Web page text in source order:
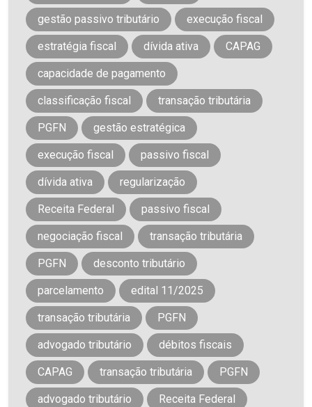
gestão passivo tributário execução fiscal
estratégia fiscal dívida ativa CAPAG
capacidade de pagamento
classificação fiscal transação tributária
PGFN gestão estratégica
execução fiscal passivo fiscal
dívida ativa regularização
Receita Federal passivo fiscal
negociação fiscal transação tributária
PGFN desconto tributário
parcelamento edital 11/2025
transação tributária PGFN
advogado tributário débitos fiscais
CAPAG transação tributária PGFN
advogado tributário Receita Federal